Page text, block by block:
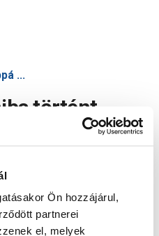
Ön hozzájárul,
partnerei
el, melyek
...
történt